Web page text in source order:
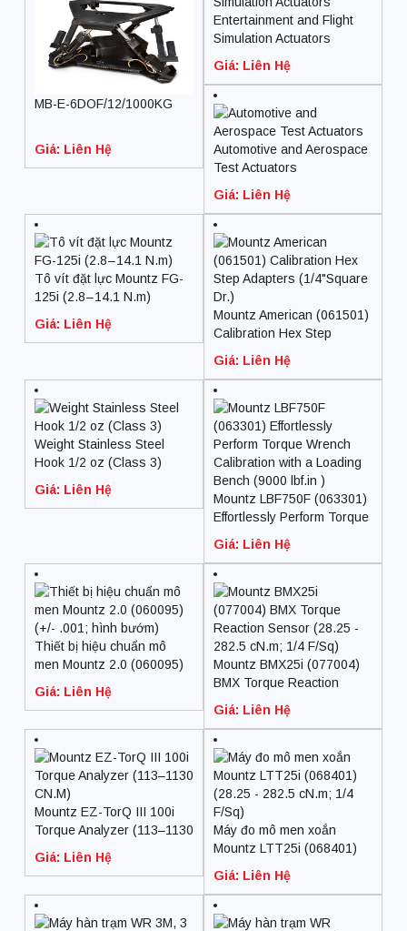
MB-E-6DOF/12/1000KG
Giá: Liên Hệ
Entertainment and Flight
Simulation Actuators
Giá: Liên Hệ
Automotive and Aerospace
Test Actuators
Giá: Liên Hệ
Tô vít đặt lực Mountz FG-
125i (2.8 – 14.1 N.m)
Giá: Liên Hệ
Mountz American (061501)
Calibration Hex Step
Adapters (1/4″Square Dr.)
Giá: Liên Hệ
Weight Stainless Steel
Hook 1/2 oz (Class 3)
Giá: Liên Hệ
Mountz LBF750F (063301)
Effortlessly Perform Torque
Wrench Calibration with a
Loading Bench (9000 lbf.in
)
Giá: Liên Hệ
Thiết bị hiệu chuẩn mô
men Mountz 2.0 (060095)
(+/- .001; hình bướm)
Giá: Liên Hệ
Mountz BMX25i (077004)
BMX Torque Reaction
Sensor (28.25 – 282.5
cN.m; 1/4 F/Sq)
Giá: Liên Hệ
Mountz EZ-TorQ III 100i
Torque Analyzer (113–1130
CN.M)
Giá: Liên Hệ
Máy đo mô men xoắn
Mountz LTT25i (068401)
(28.25 – 282.5 cN.m; 1/4
F/Sq)
Giá: Liên Hệ